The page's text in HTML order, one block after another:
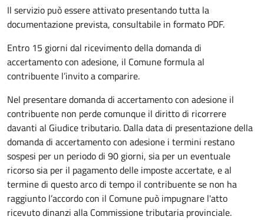
Il servizio può essere attivato presentando tutta la
documentazione prevista, consultabile in formato PDF.
Entro 15 giorni dal ricevimento della domanda di
accertamento con adesione, il Comune formula al
contribuente l’invito a comparire.
Nel presentare domanda di accertamento con adesione il
contribuente non perde comunque il diritto di ricorrere
davanti al Giudice tributario. Dalla data di presentazione della
domanda di accertamento con adesione i termini restano
sospesi per un periodo di 90 giorni, sia per un eventuale
ricorso sia per il pagamento delle imposte accertate, e al
termine di questo arco di tempo il contribuente se non ha
raggiunto l’accordo con il Comune può impugnare l'atto
ricevuto dinanzi alla Commissione tributaria provinciale.